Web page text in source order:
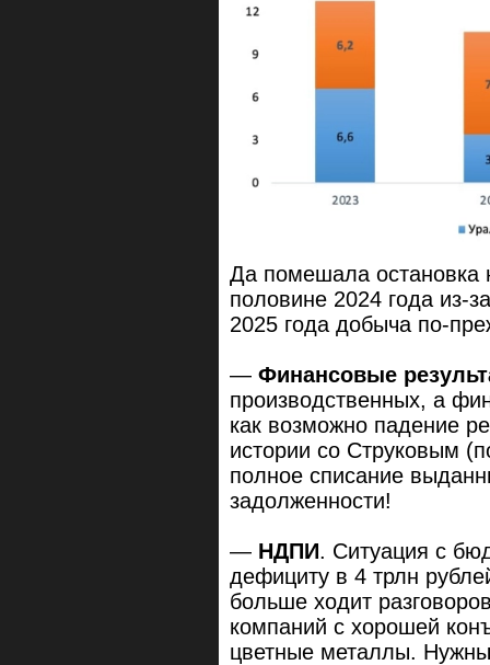
Да помешала остановка
половине 2024 года из-
2025 года добыча по-
— Финансовые
производственных, а
как возможно падение
истории со Струковым
полное списание
задолженности!
— НДПИ. Ситуация с
дефициту в 4 трлн
больше ходит
компаний с хорошей
цветные металлы.